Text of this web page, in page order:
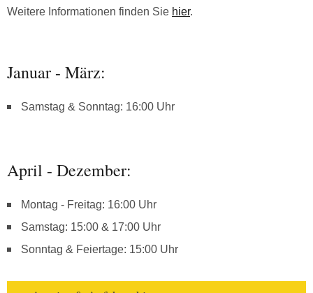
Weitere Informationen finden Sie hier.
Januar - März:
Samstag & Sonntag: 16:00 Uhr
April - Dezember:
Montag - Freitag: 16:00 Uhr
Samstag: 15:00 & 17:00 Uhr
Sonntag & Feiertage: 15:00 Uhr